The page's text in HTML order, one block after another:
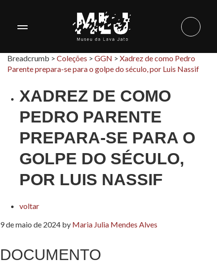
Breadcrumb > Coleções > GGN > Xadrez de como Pedro
Parente prepara-se para o golpe do século, por Luis Nassif
XADREZ DE COMO
PEDRO PARENTE
PREPARA-SE PARA O
GOLPE DO SÉCULO,
POR LUIS NASSIF
voltar
9 de maio de 2024 by Maria Julia Mendes Alves
DOCUMENTO